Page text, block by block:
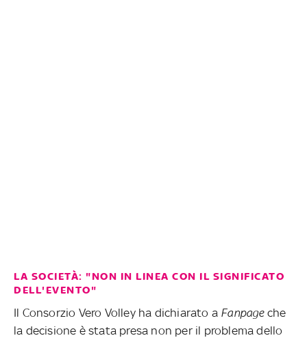
LA SOCIETÀ: "NON IN LINEA CON IL SIGNIFICATO
DELL'EVENTO"
Il Consorzio Vero Volley ha dichiarato a Fanpageche
la decisione è stata presa non per il problema dello